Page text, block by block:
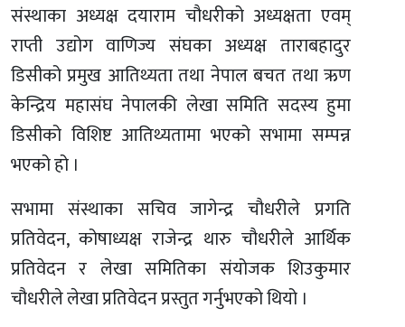
संस्थाका अध्यक्ष दयाराम चौधरीको अध्यक्षता एवम्
राप्ती उद्योग वाणिज्य संघका अध्यक्ष ताराबहादुर
डिसीको प्रमुख आतिथ्यता तथा नेपाल बचत तथा ऋण
केन्द्रिय महासंघ नेपालकी लेखा समिति सदस्य हुमा
डिसीको विशिष्ट आतिथ्यतामा भएको सभामा सम्पन्न
भएको हो ।
सभामा संस्थाका सचिव जागेन्द्र चौधरीले प्रगति
प्रतिवेदन, कोषाध्यक्ष राजेन्द्र थारु चौधरीले आर्थिक
प्रतिवेदन र लेखा समितिका संयोजक शिउकुमार
चौधरीले लेखा प्रतिवेदन प्रस्तुत गर्नुभएको थियो ।